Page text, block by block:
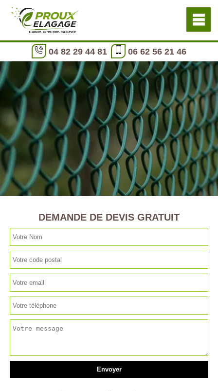
04 82 29 44 81 06 62 56 21 46
DEMANDE DE DEVIS GRATUIT